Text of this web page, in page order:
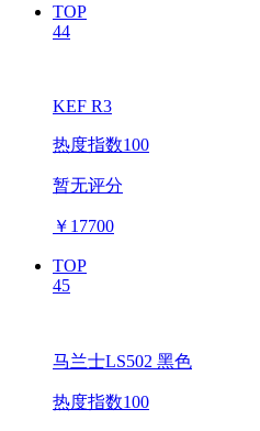
TOP
44
KEF R3
热度指数100
暂无评分
￥ 17700
TOP
45
马兰士LS502 黑色
热度指数100